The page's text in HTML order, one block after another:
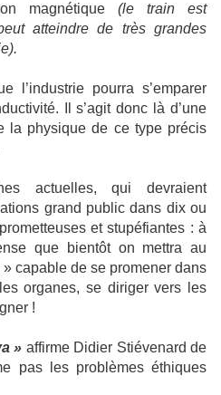
magnétique (le train est
atteindre de très grandes
l’industrie pourra s’emparer
Il s’agit donc là d’une
la physique de ce type précis
actuelles, qui devraient
grand public dans dix ou
et stupéfiantes : à
que bientôt on mettra au
capable de se promener dans
organes, se diriger vers les
!
» affirme Didier Stiévenard de
pas les problèmes éthiques